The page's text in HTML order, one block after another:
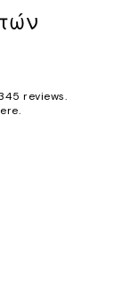
reviews.